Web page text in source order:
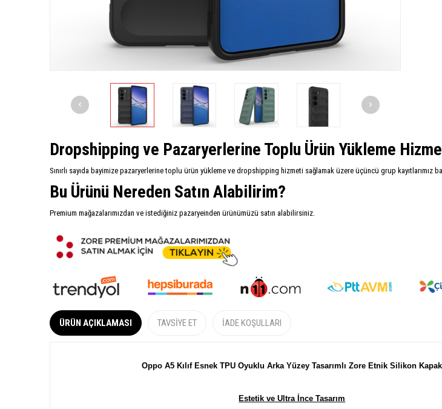
Dropshipping ve Pazaryerlerine Toplu Ürün Yükleme
Sınırlı sayıda bayimize pazaryerlerine toplu ürün yükleme ve dropshipping hizmeti sağlamak üzere üçüncü grup kayıtlarımız
Bu Ürünü Nereden Satın Alabilirim?
Premium mağazalarımızdan ve istediğiniz pazaryeinden ürünümüzü satın alabilirsiniz.
ÜRÜN AÇIKLAMASI TAVSIYE ET İADE KOŞULLARI
Oppo A5 Kılıf Esnek TPU Oyuklu Arka Yüzey Tasarımlı Zore Etnik Silikon Kapak
Estetik ve Ultra İnce Tasarım